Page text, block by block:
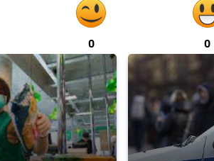
0 0